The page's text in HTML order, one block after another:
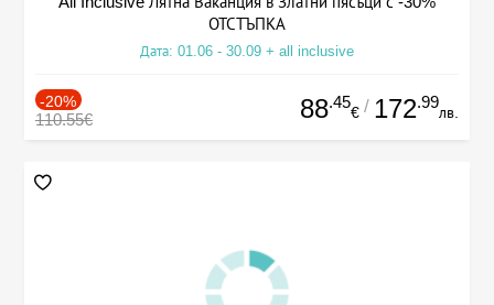
ОТСТЪПКА
Дата: 01.06 - 30.09 + all inclusive
-20%
110.55€ 88.45
€ / 172.99
лв.